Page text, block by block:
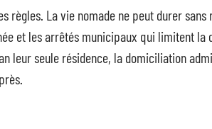
règles. La vie nomade ne peut durer sans
et les arrêtés municipaux qui limitent la
leur seule résidence, la domiciliation